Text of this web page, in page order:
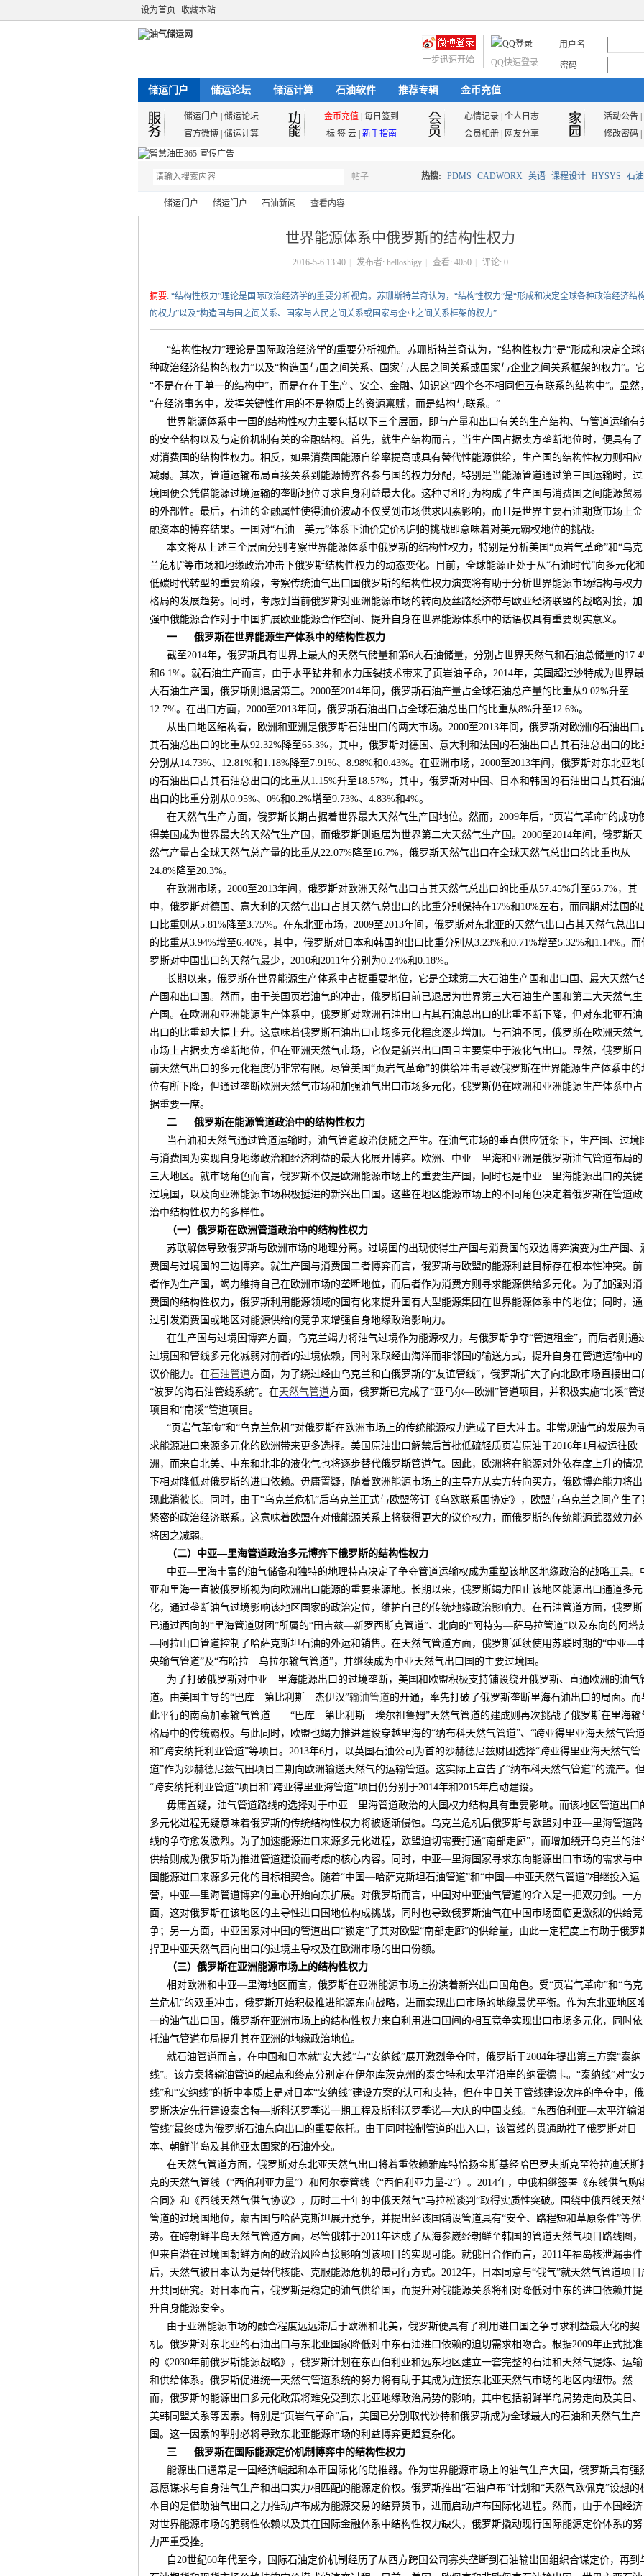
设为首页 收藏本站
用户名
密码
QQ快速登录
一步迅速开始
储运门户 储运论坛 储运计算 石油软件 推荐专辑 金币充值
储运门户 储运论坛 金币充值 每日签到 心情记录 个人日志 活动公告|
官方微博 储运计算 标 签 云 新手指南 会员相册 网友分享 修改密码|
帖子
索
热搜: PDMS CADWORX 英语 课程设计 HYSYS 石
储运门户 储运门户 石油新闻
›
查看内容
世界能源体系中俄罗斯的结构性权力
2016-5-6 13:40 发布者: helloshigy 查看: 4050 评论: 0
摘要: “结构性权力”理论是国际政治经济学的重要分析视角。苏珊斯特兰奇认为，“结构性权力”是“形成和决定全球各种政治经济结
的权力”以及“构造国与国之间关系、国家与人民之间关系或国家与企业之间关系框架的权力” ...
“结构性权力”理论是国际政治经济学的重要分析视角。苏珊斯特兰奇认为，“结构性权力”是“形成和决定全球
种政治经济结构的权力”以及“构造国与国之间关系、国家与人民之间关系或国家与企业之间关系框架的权力”。它
“不是存在于单一的结构中”，而是存在于生产、安全、金融、知识这“四个各不相同但互有联系的结构中”。显然，
“在经济事务中，发挥关键性作用的不是物质上的资源禀赋，而是结构与联系。”
世界能源体系中一国的结构性权力主要包括以下三个层面，即与产量和出口有关的生产结构、与管道运输有
的安全结构以及与定价机制有关的金融结构。首先，就生产结构而言，当生产国占据卖方垄断地位时，便具有了
对消费国的结构性权力。相反，如果消费国能源自给率提高或具有替代性能源供给，生产国的结构性权力则相应
减弱。其次，管道运输布局直接关系到能源博弈各参与国的权力分配，特别是当能源管道通过第三国运输时，过
境国便会凭借能源过境运输的垄断地位寻求自身利益最大化。这种寻租行为构成了生产国与消费国之间能源贸易
的外部性。最后，石油的金融属性使得油价波动不仅受到市场供求因素影响，而且是世界主要石油期货市场上金
融资本的博弈结果。一国对“石油—美元”体系下油价定价机制的挑战即意味着对美元霸权地位的挑战。
本文将从上述三个层面分别考察世界能源体系中俄罗斯的结构性权力，特别是分析美国“页岩气革命”和“乌克
兰危机”等市场和地缘政治冲击下俄罗斯结构性权力的动态变化。目前，全球能源正处于从“石油时代”向多元化和
低碳时代转型的重要阶段，考察传统油气出口国俄罗斯的结构性权力演变将有助于分析世界能源市场结构与权力
格局的发展趋势。同时，考虑到当前俄罗斯对亚洲能源市场的转向及丝路经济带与欧亚经济联盟的战略对接，加
强中俄能源合作对于中国扩展欧亚能源合作空间、提升自身在世界能源体系中的话语权具有重要现实意义。
一
俄罗斯在世界能源生产体系中的结构性权力
截至2014年，俄罗斯具有世界上最大的天然气储量和第6大石油储量，分别占世界天然气和石油总储量的
和6.1%。就石油生产而言，由于水平钻井和水力压裂技术带来了页岩油革命， 2014年，美国超过沙特成为世界最
大石油生产国，俄罗斯则退居第三。 2000至2014年间，俄罗斯石油产量占全球石油总产量的比重从9.02%升至
12.7%。在出口方面， 2000至2013年间，俄罗斯石油出口占全球石油总出口的比重从8%升至12.6%。
从出口地区结构看，欧洲和亚洲是俄罗斯石油出口的两大市场。 2000至2013年间，俄罗斯对欧洲的石油出口
其石油总出口的比重从92.32%降至65.3%，其中，俄罗斯对德国、意大利和法国的石油出口占其石油总出口的比
分别从14.73%、 12.81%和 1.18%降至7.91%、 8.98%和0.43%。在亚洲市场， 2000至2013年间，俄罗斯对东北亚地
的石油出口占其石油总出口的比重从1.15%升至18.57%，其中，俄罗斯对中国、日本和韩国的石油出口占其石油
出口的比重分别从0.95%、 0%和0.2%增至9.73%、 4.83%和4%。
在天然气生产方面，俄罗斯长期占据着世界最大天然气生产国地位。然而， 2009年后，“页岩气革命”的成功
得美国成为世界最大的天然气生产国，而俄罗斯则退居为世界第二大天然气生产国。 2000至2014年间，俄罗斯天
然气产量占全球天然气总产量的比重从22.07%降至16.7%，俄罗斯天然气出口在全球天然气总出口的比重也从
24.8%降至20.3%。
在欧洲市场， 2000至2013年间，俄罗斯对欧洲天然气出口占其天然气总出口的比重从57.45%升至65.7%，其
中，俄罗斯对德国、意大利的天然气出口占其天然气总出口的比重分别保持在17%和 10%左右，而同期对法国的
口比重则从5.81%降至3.75%。在东北亚市场， 2009至2013年间，俄罗斯对东北亚的天然气出口占其天然气总出口
的比重从3.94%增至6.46%，其中，俄罗斯对日本和韩国的出口比重分别从3.23%和0.71%增至5.32%和 1.14%。而
罗斯对中国出口的天然气最少， 2010和2011年分别为0.24%和0.18%。
长期以来，俄罗斯在世界能源生产体系中占据重要地位，它是全球第二大石油生产国和出口国、最大天然气
产国和出口国。然而，由于美国页岩油气的冲击，俄罗斯目前已退居为世界第三大石油生产国和第二大天然气生
产国。在欧洲和亚洲能源生产体系中，俄罗斯对欧洲石油出口占其石油总出口的比重不断下降，但对东北亚石油
出口的比重却大幅上升。这意味着俄罗斯石油出口市场多元化程度逐步增加。与石油不同，俄罗斯在欧洲天然气
市场上占据卖方垄断地位，但在亚洲天然气市场，它仅是新兴出口国且主要集中于液化气出口。显然，俄罗斯目
前天然气出口的多元化程度仍非常有限。尽管美国“页岩气革命”的供给冲击导致俄罗斯在世界能源生产体系中的
位有所下降，但通过垄断欧洲天然气市场和加强油气出口市场多元化，俄罗斯仍在欧洲和亚洲能源生产体系中占
据重要一席。
二
俄罗斯在能源管道政治中的结构性权力
当石油和天然气通过管道运输时，油气管道政治便随之产生。在油气市场的垂直供应链条下，生产国、过境
与消费国为实现自身地缘政治和经济利益的最大化展开博弈。欧洲、中亚—里海和亚洲是俄罗斯油气管道布局的
三大地区。就市场角色而言，俄罗斯不仅是欧洲能源市场上的重要生产国，同时也是中亚—里海能源出口的关键
过境国，以及向亚洲能源市场积极挺进的新兴出口国。这些在地区能源市场上的不同角色决定着俄罗斯在管道政
治中结构性权力的多样性。
（一）俄罗斯在欧洲管道政治中的结构性权力
苏联解体导致俄罗斯与欧洲市场的地理分离。过境国的出现使得生产国与消费国的双边博弈演变为生产国、
费国与过境国的三边博弈。就生产国与消费国二者博弈而言，俄罗斯与欧盟的能源利益目标存在根本性冲突。前
者作为生产国，竭力维持自己在欧洲市场的垄断地位，而后者作为消费方则寻求能源供给多元化。为了加强对消
费国的结构性权力，俄罗斯利用能源领域的国有化来提升国有大型能源集团在世界能源体系中的地位；同时，通
过引发消费国或地区对能源供给的竞争来增强自身地缘政治影响力。
在生产国与过境国博弈方面，乌克兰竭力将油气过境作为能源权力，与俄罗斯争夺“管道租金”，而后者则通
过境国和管线多元化减弱对前者的过境依赖，同时采取经由海洋而非邻国的输送方式，提升自身在管道运输中的
议价能力。在石油管道方面，为了绕过经由乌克兰和白俄罗斯的“友谊管线”，俄罗斯扩大了向北欧市场直接出口
“波罗的海石油管线系统”。在天然气管道方面，俄罗斯已完成了“亚马尔—欧洲”管道项目，并积极实施“北溪”管
项目和“南溪”管道项目。
“页岩气革命”和“乌克兰危机”对俄罗斯在欧洲市场上的传统能源权力造成了巨大冲击。非常规油气的发展为
求能源进口来源多元化的欧洲带来更多选择。美国原油出口解禁后首批低硫轻质页岩原油于2016年1月被运往欧
洲，而来自北美、中东和北非的液化气也将逐步替代俄罗斯管道气。因此，欧洲将在能源对外依存度上升的情况
下相对降低对俄罗斯的进口依赖。毋庸置疑，随着欧洲能源市场上的主导方从卖方转向买方，俄欧博弈能力将出
现此消彼长。同时，由于“乌克兰危机”后乌克兰正式与欧盟签订《乌欧联系国协定》，欧盟与乌克兰之间产生了
紧密的政治经济联系。这意味着欧盟在对俄能源关系上将获得更大的议价权力，而俄罗斯的传统能源武器效力必
将因之减弱。
（二）中亚—里海管道政治多元博弈下俄罗斯的结构性权力
中亚—里海丰富的油气储备和独特的地理特点决定了争夺管道运输权成为重塑该地区地缘政治的战略工具。
亚和里海一直被俄罗斯视为向欧洲出口能源的重要来源地。长期以来，俄罗斯竭力阻止该地区能源出口通道多元
化，通过垄断油气过境影响该地区国家的政治定位，维护自己的传统地缘政治影响力。在石油管道方面，俄罗斯
已通过西向的“里海管道财团”所属的“田吉兹—新罗西斯克管道”、北向的“阿特劳—萨马拉管道”以及东向的阿塔
—阿拉山口管道控制了哈萨克斯坦石油的外运和销售。在天然气管道方面，俄罗斯延续使用苏联时期的“中亚—
央输气管道”及“布哈拉—乌拉尔输气管道”，并继续成为中亚天然气出口国的主要过境国。
为了打破俄罗斯对中亚—里海能源出口的过境垄断，美国和欧盟积极支持铺设绕开俄罗斯、直通欧洲的油气
道。由美国主导的“巴库—第比利斯—杰伊汉”输油管道的开通，率先打破了俄罗斯垄断里海石油出口的局面。而
此平行的南高加索输气管道——“巴库—第比利斯—埃尔祖鲁姆”天然气管道的建成则再次挑战了俄罗斯在里海输
格局中的传统霸权。与此同时，欧盟也竭力推进建设穿越里海的“纳布科天然气管道”、“跨亚得里亚海天然气管
和“跨安纳托利亚管道”等项目。 2013年6月，以英国石油公司为首的沙赫德尼兹财团选择“跨亚得里亚海天然气管
道”作为沙赫德尼兹气田项目二期向欧洲输送天然气的运输管道。这实际上宣告了“纳布科天然气管道”的流产。但
“跨安纳托利亚管道”项目和“跨亚得里亚海管道”项目仍分别于2014年和2015年启动建设。
毋庸置疑，油气管道路线的选择对于中亚—里海管道政治的大国权力结构具有重要影响。而该地区管道出口
多元化进程无疑意味着俄罗斯的传统结构性权力将被逐渐侵蚀。乌克兰危机后俄罗斯与欧盟对中亚—里海管道路
线的争夺愈发激烈。为了加速能源进口来源多元化进程，欧盟迫切需要打通“南部走廊”，而增加绕开乌克兰的油
供给则成为俄罗斯为推进管道建设而考虑的核心内容。同时，中亚—里海国家寻求东向能源出口市场的需求与中
国能源进口来源多元化的目标相契合。随着“中国—哈萨克斯坦石油管道”和“中国—中亚天然气管道”相继投入运
营，中亚—里海管道博弈的重心开始向东扩展。对俄罗斯而言，中国对中亚油气管道的介入是一把双刃剑。一方
面，这对俄罗斯在该地区的主导性进口国地位构成挑战，同时也导致俄罗斯油气在中国市场面临更激烈的供给竞
争；另一方面，中亚国家对中国的管道出口“锁定”了其对欧盟“南部走廊”的供给量，由此一定程度上有助于俄罗
捍卫中亚天然气西向出口的过境主导权及在欧洲市场的出口份额。
（三）俄罗斯在亚洲能源市场上的结构性权力
相对欧洲和中亚—里海地区而言，俄罗斯在亚洲能源市场上扮演着新兴出口国角色。受“页岩气革命”和“乌克
兰危机”的双重冲击，俄罗斯开始积极推进能源东向战略，进而实现出口市场的地缘最优平衡。作为东北亚地区
一的油气出口国，俄罗斯在亚洲市场上的结构性权力来自利用进口国间的相互竞争实现出口市场多元化，同时依
托油气管道布局提升其在亚洲的地缘政治地位。
就石油管道而言，在中国和日本就“安大线”与“安纳线”展开激烈争夺时，俄罗斯于2004年提出第三方案“泰纳
线”。该方案将输油管道的起点和终点分别定在伊尔库茨克州的泰舍特和太平洋沿岸的纳霍德卡。“泰纳线”对“安
线”和“安纳线”的折中本质上是对日本“安纳线”建设方案的认可和支持，但在中日关于管线建设次序的争夺中，俄
罗斯决定先行建设泰舍特—斯科沃罗季诺一期工程及斯科沃罗季诺—大庆的中国支线。“东西伯利亚—太平洋输
管线”最终成为俄罗斯石油东向出口的重要依托。由于同时控制管道的出入口，该管线的贯通助推了俄罗斯对日
本、朝鲜半岛及其他亚太国家的石油外交。
在天然气管道方面，俄罗斯对东北亚天然气出口将着重依赖雅库特恰扬金斯基经哈巴罗夫斯克至符拉迪沃斯
克的天然气管线（“西伯利亚力量”）和阿尔泰管线（“西伯利亚力量-2”）。 2014年，中俄相继签署《东线供气购
合同》和《西线天然气供气协议》，历时二十年的中俄天然气“马拉松谈判”取得实质性突破。围绕中俄西线天然
管道的过境国地位，蒙古国与哈萨克斯坦展开竞争，并提出经该国铺设管道具有“安全、路程短和草原条件”等优
势。在跨朝鲜半岛天然气管道方面，尽管俄韩于2011年达成了从海参崴经朝鲜至韩国的管道天然气项目路线图，
但来自潜在过境国朝鲜方面的政治风险直接影响到该项目的实现可能。就俄日合作而言， 2011年福岛核泄漏事件
后，天然气被日本认为是替代核能、克服能源危机的最可行方式。 2012年，日本同意与“俄气”就天然气管道项目
开共同研究。对日本而言，俄罗斯是稳定的油气供给国，而提升对俄能源关系将相对降低对中东的进口依赖并提
升自身能源安全。
由于亚洲能源市场的融合程度远远滞后于欧洲和北美，俄罗斯便具有了利用进口国之争寻求利益最大化的契
机。俄罗斯对东北亚的石油出口与东北亚国家降低对中东石油进口依赖的迫切需求相吻合。根据2009年正式批准
的《2030年前俄罗斯能源战略》，俄罗斯计划在东西伯利亚和远东地区建立一套完整的石油和天然气提炼、运输
和供给体系。俄罗斯促进统一天然气管道系统的努力将有助于其成为连接东北亚天然气市场的地区内纽带。然
而，俄罗斯的能源出口多元化政策将难免受到东北亚地缘政治局势的影响，其中包括朝鲜半岛局势走向及美日、
美韩同盟关系等因素。特别是“页岩气革命”后，美国已分别取代沙特和俄罗斯成为全球最大的石油和天然气生产
国。这一因素的掣肘必将导致东北亚能源市场的利益博弈更趋复杂化。
三
俄罗斯在国际能源定价机制博弈中的结构性权力
能源出口通常是一国经济崛起和本币国际化的助推器。作为世界能源市场上的油气生产大国，俄罗斯具有强
意愿谋求与自身油气生产和出口实力相匹配的能源定价权。俄罗斯推出“石油卢布”计划和“天然气欧佩克”设想的
本目的是借助油气出口之力推动卢布成为能源交易的结算货币，进而启动卢布国际化进程。然而，由于本国经济
对世界能源市场的脆弱性依赖以及其在国际金融体系中结构性权力缺失，俄罗斯撬动现行国际能源定价体系的努
力严重受挫。
自 20世纪60年代至今，国际石油定价机制经历了从西方跨国公司寡头垄断到石油输出国组织合谋定价，再到